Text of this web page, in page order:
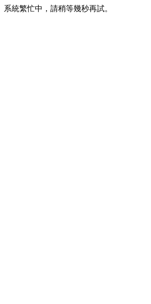
系統繁忙中，請稍等幾秒再試。